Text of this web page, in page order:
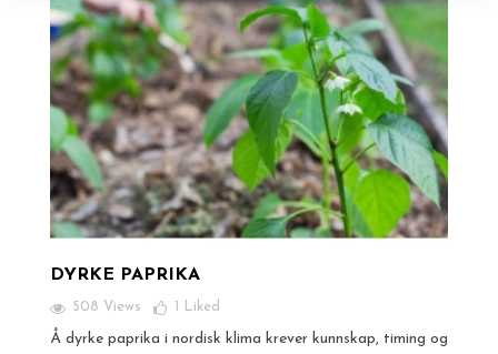
DYRKE PAPRIKA
508 Views Liked
Å dyrke paprika i nordisk klima krever kunnskap, timing og